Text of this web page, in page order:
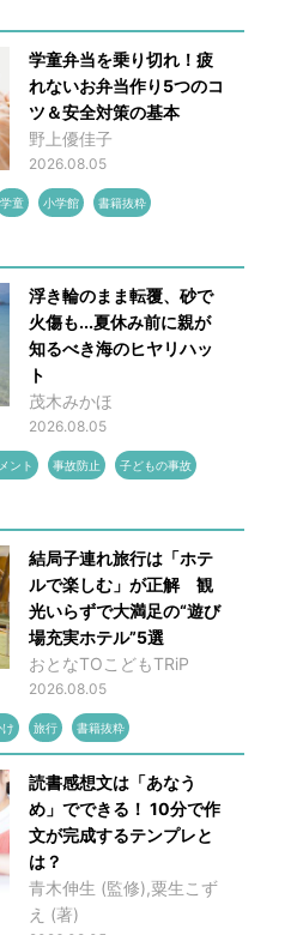
学童弁当を乗り切れ！疲
れないお弁当作り5つのコ
ツ＆安全対策の基本
野上優佳子
2026.08.05
学童 小学館 書籍抜粋
浮き輪のまま転覆、砂で
火傷も...夏休み前に親が
知るべき海のヒヤリハッ
ト
茂木みかほ
2026.08.05
ント 事故防止 子どもの事故
結局子連れ旅行は「ホテ
ルで楽しむ」が正解 観
光いらずで大満足の“遊び
場充実ホテル”5選
おとなTOこどもTRiP
2026.08.05
旅行 書籍抜粋
読書感想文は「あなう
め」でできる！ 10分で作
文が完成するテンプレと
は？
青木伸生 (監修),粟生こず
え (著)